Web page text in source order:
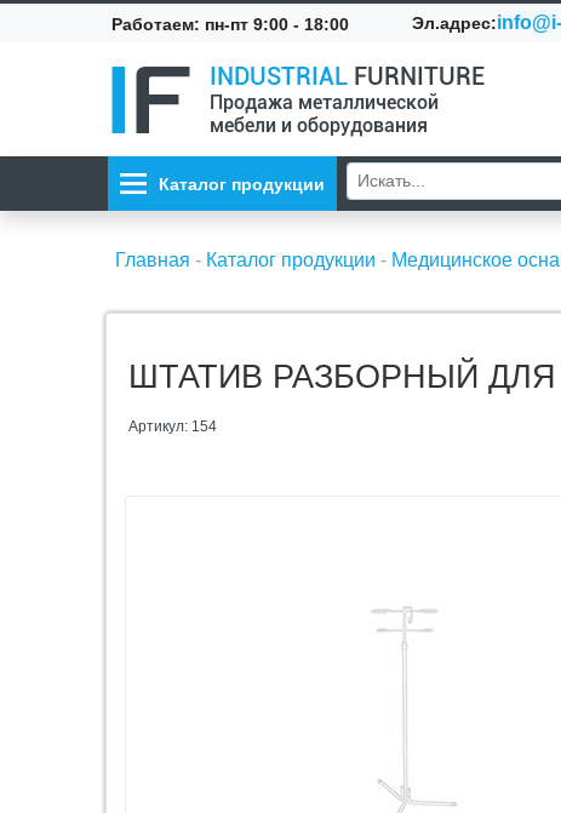
Работаем: пн-пт 9:00 - 18:00 Эл.адрес:
INDUSTRIAL FURNITURE
Продажа металлической
мебели и оборудования
Каталог продукции
Главная - Каталог продукции - Медицинское
ШТАТИВ РАЗБОРНЫЙ ДЛЯ
Артикул: 154